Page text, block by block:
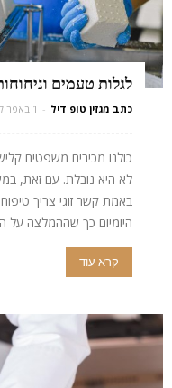
לגלות טעמים
כתב מגזין טופ דיל - 1 באפריל 2025
כולנו מכירים משפטים
לא היא נובלת. עם זאת,
באמת קשר זוגי צריך
היומיום כך שההמלצה על
קרא עוד